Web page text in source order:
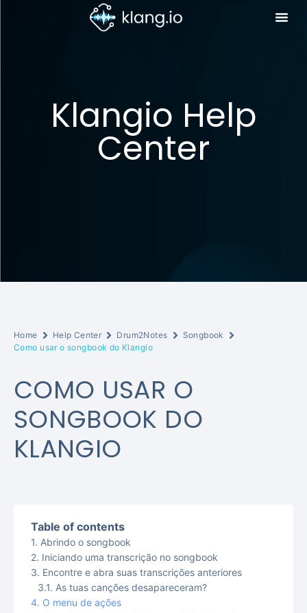
Klangio Help
Center
Home Help Center Drum2Notes
Songbook
Como usar o songbook do Klangio
COMO USAR O
SONGBOOK DO
KLANGIO
Table of contents
Abrindo o songbook
Iniciando uma transcrição no songbook
Encontre e abra suas transcrições anteriores
As tuas canções desapareceram?
O menu de ações